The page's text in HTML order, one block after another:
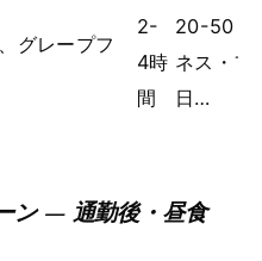
グレープフ
2-
4時
間
20-50 代
ネス・フ
日…
ン — 通勤後・昼食